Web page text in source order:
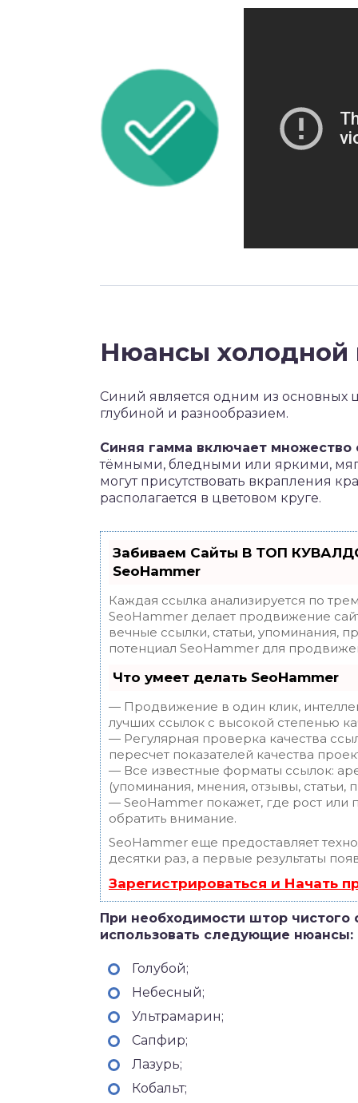
Нюансы холодной
Синий является одним из основных
глубиной и разнообразием.
Синяя гамма включает множество
тёмными, бледными или яркими,
могут присутствовать вкрапления
располагается в цветовом круге.
Забиваем Сайты В ТОП
SeoHammer
Каждая ссылка анализируется по
SeoHammer делает продвижение
вечные ссылки, статьи, упоминания,
потенциал SeoHammer для
Что умеет делать SeoHammer
— Продвижение в один клик,
лучших ссылок с высокой степенью
— Регулярная проверка качества
пересчет показателей качества
— Все известные форматы ссылок:
(упоминания, мнения, отзывы, статьи,
— SeoHammer покажет, где рост или
обратить внимание.
SeoHammer еще предоставляет
десятки раз, а первые результаты
Зарегистрироваться и Начать
При необходимости штор чистого
использовать следующие нюансы:
Голубой;
Небесный;
Ультрамарин;
Сапфир;
Лазурь;
Кобальт;